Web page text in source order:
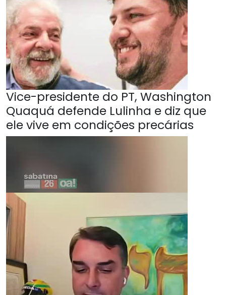
Vice-presidente do PT, Washington
Quaquá defende Lulinha e diz que
ele vive em condições precárias